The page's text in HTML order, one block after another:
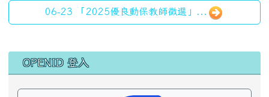
06-23 「2025優良動保教師徵選」...
左邊區域內容
OPENID 登入